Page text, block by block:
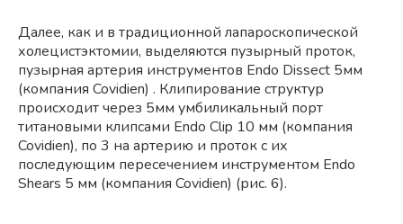
Далее, как и в традиционной лапароскопической
холецистэктомии, выделяются пузырный проток,
пузырная артерия инструментов Endo Dissect 5мм
(компания Covidien) . Клипирование структур
происходит через 5мм умбиликальный порт
титановыми клипсами Endo Clip 10 мм (компания
Covidien), по 3 на артерию и проток с их
последующим пересечением инструментом Endo
Shears 5 мм (компания Covidien) (рис. 6).